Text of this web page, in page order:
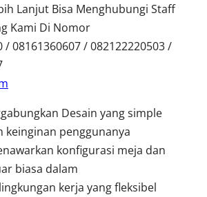
Lanjut Bisa Menghubungi Staff
Kami Di Nomor
/ 08161360607 / 082122220503 /
Desain yang simple
keinginan penggunanya
konfigurasi meja dan
biasa dalam
kerja yang fleksibel